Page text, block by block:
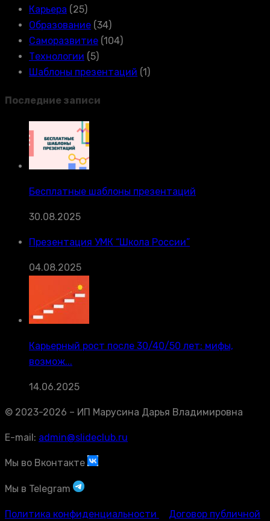
Карьера (25)
Образование (34)
Саморазвитие (104)
Технологии (5)
Шаблоны презентаций (1)
Последние записи
Бесплатные шаблоны презентаций
30.08.2025
Презентация УМК “Школа России”
04.08.2025
Карьерный рост после 30/40/50 лет: мифы,
возмож...
14.06.2025
© 2023-2026 – ИП Марусина Дарья Владимировна
E-mail: admin@slideclub.ru
Мы во Вконтакте
Мы в Telegram
Политика конфиденциальности
Договор публичной